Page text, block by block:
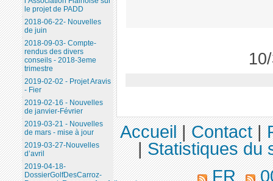
le projet de PADD
2018-06-22- Nouvelles
de juin
2018-09-03- Compte-
rendus des divers
conseils - 2018-3eme
trimestre
2019-02-02 - Projet Aravis
- Fier
2019-02-16 - Nouvelles
de janvier-Février
2019-03-21 - Nouvelles
de mars - mise à jour
2019-03-27-Nouvelles
d’avril
2019-04-18-
DossierGolfDesCarroz-
Accueil|Contact|
|Statistiques du
FR